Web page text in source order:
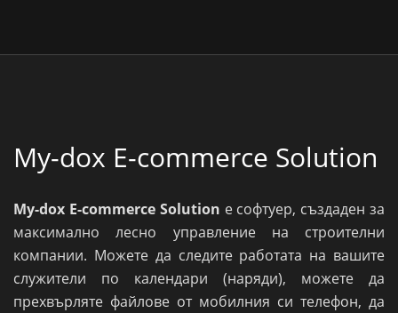
My-dox E-commerce Solution
My-dox E-commerce Solution е софтуер, създаден за
максимално лесно управление на строителни
компании. Можете да следите работата на вашите
служители по календари (наряди), можете да
прехвърляте файлове от мобилния си телефон, да